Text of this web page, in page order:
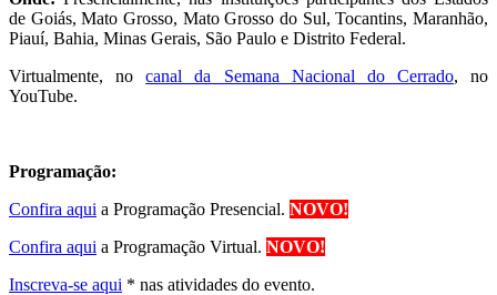
de Goiás, Mato Grosso, Mato Grosso do Sul, Tocantins, Maranhão,
Piauí, Bahia, Minas Gerais, São Paulo e Distrito Federal.
Virtualmente, nocanal da Semana Nacional do Cerrado, no
YouTube.
Programação:
Confira aqui a Programação Presencial. NOVO!
Confira aqui a Programação Virtual. NOVO!
Inscreva-se aqui * nas atividades do evento.